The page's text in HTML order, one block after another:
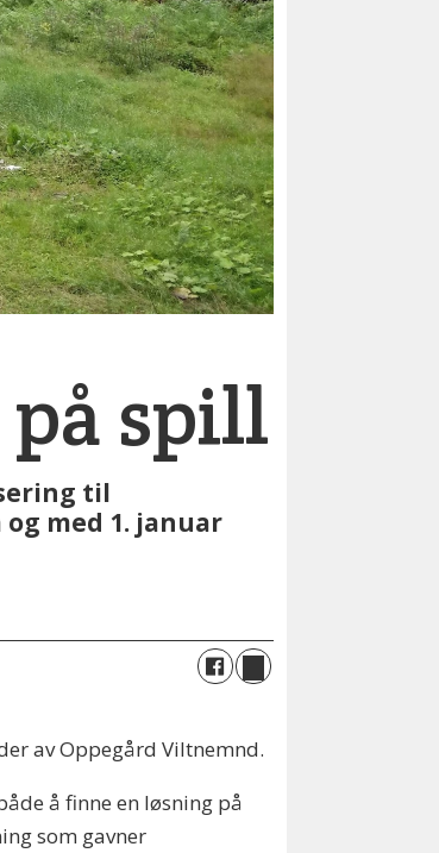
spill
til
med 1. januar
av Oppegård Viltnemnd.
å finne en løsning på
som gavner